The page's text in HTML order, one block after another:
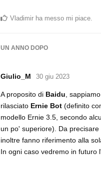
Vladimir ha messo mi piace.
UN ANNO DOPO
Giulio_M 30 giu 2023
A proposito di Baidu ,
rilasciato Ernie Bot (definito
modello Ernie 3.5, secondo
un po' superiore). Da
inoltre fanno riferimento alla
In ogni caso vedremo in futuro